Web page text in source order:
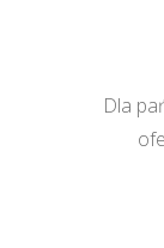
Dla